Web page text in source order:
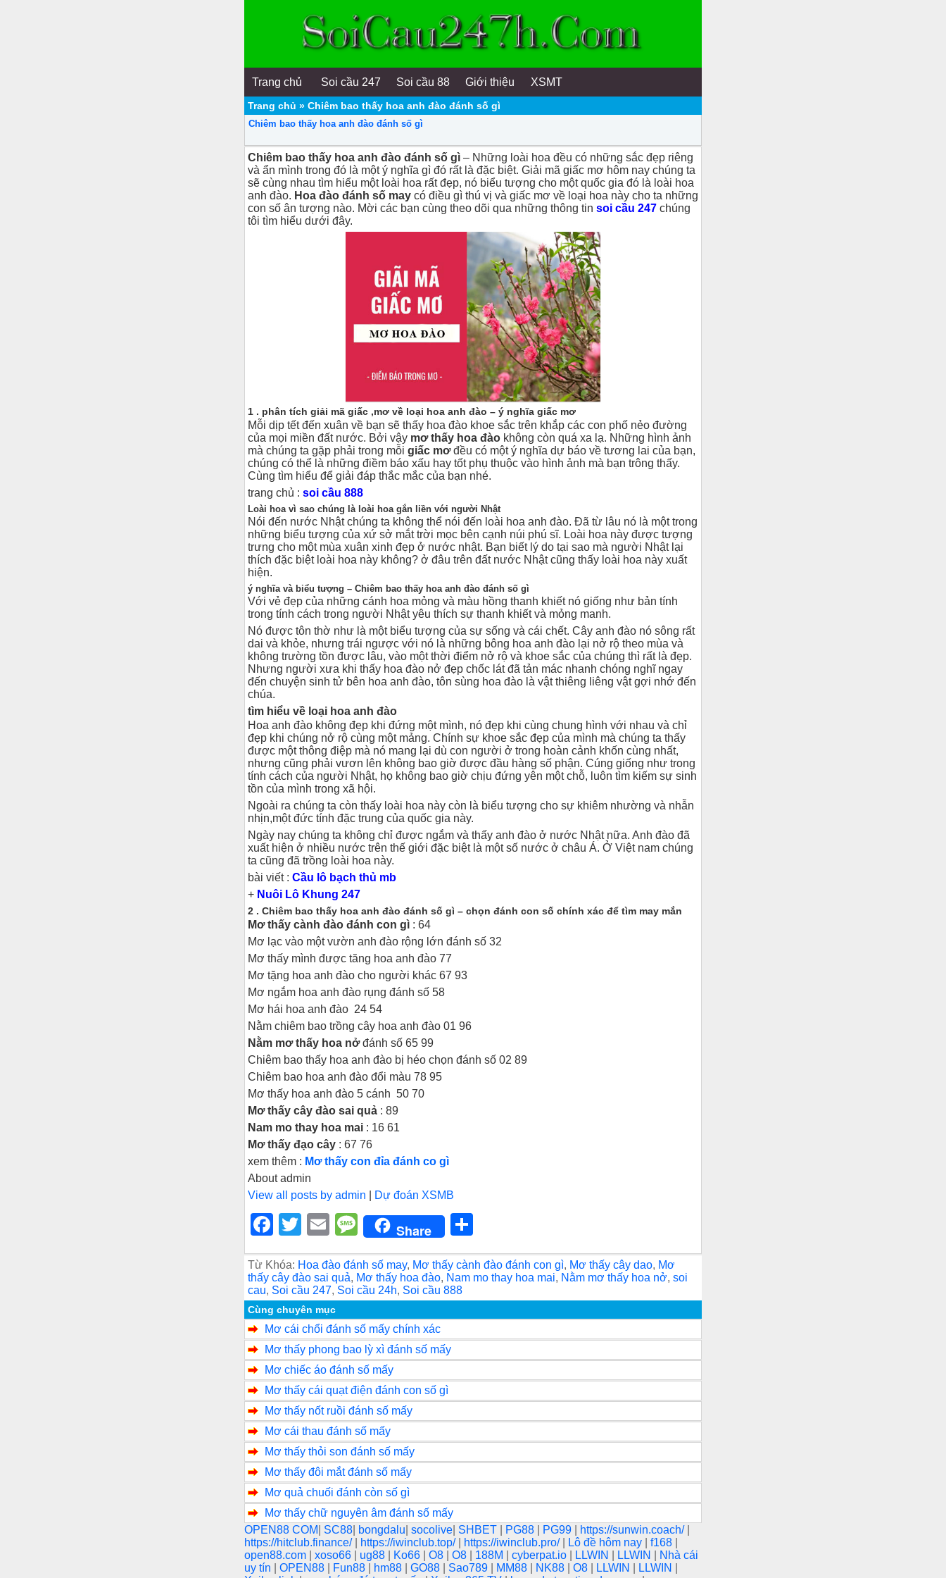
Trang chủ Soi cầu 247 Soi cầu 88 Giới thiệu XSMT
Trang chủ » Chiêm bao thấy hoa anh đào đánh số gì
Chiêm bao thấy hoa anh đào đánh số gì
Chiêm bao thấy hoa anh đào đánh số gì – Những loài hoa đều có những sắc đẹp riêng
và ẩn mình trong đó là một ý nghĩa gì đó rất là đặc biệt. Giải mã giấc mơ hôm nay chúng ta
sẽ cùng nhau tìm hiểu một loài hoa rất đẹp, nó biểu tượng cho một quốc gia đó là loài hoa
anh đào. Hoa đào đánh số may có điều gì thú vị và giấc mơ về loại hoa này cho ta những
con số ân tượng nào. Mời các bạn cùng theo dõi qua những thông tin soi cầu 247 chúng
tôi tìm hiểu dưới đây.
1 . phân tích giải mã giấc ,mơ về loại hoa anh đào – ý nghĩa giấc mơ
Mỗi dịp tết đến xuân về bạn sẽ thấy hoa đào khoe sắc trên khắp các con phố nẻo đường
của mọi miền đất nước. Bởi vậy mơ thấy hoa đào không còn quá xa lạ. Những hình ảnh
mà chúng ta gặp phải trong mỗi giấc mơđều có một ý nghĩa dự báo về tương lai của bạn,
chúng có thể là những điềm báo xấu hay tốt phụ thuộc vào hình ảnh mà bạn trông thấy.
Cùng tìm hiểu để giải đáp thắc mắc của bạn nhé.
trang chủ : soi cầu 888
Loài hoa vì sao chúng là loài hoa gắn liền với người Nhật
Nói đến nước Nhật chúng ta không thể nói đến loài hoa anh đào. Đã từ lâu nó là một trong
những biểu tượng của xứ sở mắt trời mọc bên cạnh núi phú sĩ. Loài hoa này được tượng
trưng cho một mùa xuân xinh đẹp ở nước nhật. Bạn biết lý do tại sao mà người Nhật lại
thích đặc biệt loài hoa này không? ở đâu trên đất nước Nhật cũng thấy loài hoa này xuất
hiện.
ý nghĩa và biểu tượng – Chiêm bao thấy hoa anh đào đánh số gì
Với vẻ đẹp của những cánh hoa mỏng và màu hồng thanh khiết nó giống như bản tính
trong tính cách trong người Nhật yêu thích sự thanh khiết và mỏng manh.
Nó được tôn thờ như là một biểu tượng của sự sống và cái chết. Cây anh đào nó sông rất
dai và khỏe, nhưng trái ngược với nó là những bông hoa anh đào lại nở rộ theo mùa và
không trường tồn được lâu, vào một thời điểm nở rộ và khoe sắc của chúng thì rất là đẹp.
Nhưng người xưa khi thấy hoa đào nở đẹp chốc lát đã tản mác nhanh chóng nghĩ ngay
đến chuyện sinh tử bên hoa anh đào, tôn sùng hoa đào là vật thiêng liêng vật gợi nhớ đến
chúa.
tìm hiểu về loại hoa anh đào
Hoa anh đào không đẹp khi đứng một mình, nó đẹp khi cùng chung hình với nhau và chỉ
đẹp khi chúng nở rộ cùng một mảng. Chính sự khoe sắc đẹp của mình mà chúng ta thấy
được một thông điệp mà nó mang lại dù con người ở trong hoàn cảnh khốn cùng nhất,
nhưng cũng phải vươn lên không bao giờ được đầu hàng số phận. Cúng giống như trong
tính cách của người Nhật, họ không bao giờ chịu đứng yên một chỗ, luôn tìm kiếm sự sinh
tồn của mình trong xã hội.
Ngoài ra chúng ta còn thấy loài hoa này còn là biểu tượng cho sự khiêm nhường và nhẫn
nhịn,một đức tính đặc trung của quốc gia này.
Ngày nay chúng ta không chỉ được ngắm và thấy anh đào ở nước Nhật nữa. Anh đào đã
xuất hiện ở nhiều nước trên thế giới đặc biệt là một số nước ở châu Á. Ở Việt nam chúng
ta cũng đã trồng loài hoa này.
bài viết : Cầu lô bạch thủ mb
+ Nuôi Lô Khung 247
2 . Chiêm bao thấy hoa anh đào đánh số gì – chọn đánh con số chính xác để tìm may mắn
Mơ thấy cành đào đánh con gì : 64
Mơ lạc vào một vườn anh đào rộng lớn đánh số 32
Mơ thấy mình được tăng hoa anh đào 77
Mơ tặng hoa anh đào cho người khác 67 93
Mơ ngắm hoa anh đào rụng đánh số 58
Mơ hái hoa anh đào 24 54
Nằm chiêm bao trồng cây hoa anh đào 01 96
Nằm mơ thấy hoa nởđánh số 65 99
Chiêm bao thấy hoa anh đào bị héo chọn đánh số 02 89
Chiêm bao hoa anh đào đổi màu 78 95
Mơ thấy hoa anh đào 5 cánh 50 70
Mơ thấy cây đào sai quả : 89
Nam mo thay hoa mai : 16 61
Mơ thấy đạo cây : 67 76
xem thêm : Mơ thấy con đỉa đánh co gì
About admin
View all posts by admin
Dự đoán XSMB
F
a
c
e
b
o
o
k
T
wi
tt
er
E
m
ail
M
e
ss
a
g
e
Share
h
ar
Từ Khóa: Hoa đào đánh số may, Mơ thấy cành đào đánh con gì, Mơ thấy cây dao, Mơ
thấy cây đào sai quả, Mơ thấy hoa đào, Nam mo thay hoa mai, Nằm mơ thấy hoa nở, soi
cau, Soi cầu 247, Soi cầu 24h, Soi cầu 888
Cùng chuyên mục
Mơ cái chổi đánh số mấy chính xác
Mơ thấy phong bao lỳ xì đánh số mấy
Mơ chiếc áo đánh số mấy
Mơ thấy cái quạt điện đánh con số gì
Mơ thấy nốt ruồi đánh số mấy
Mơ cái thau đánh số mấy
Mơ thấy thỏi son đánh số mấy
Mơ thấy đôi mắt đánh số mấy
Mơ quả chuối đánh còn số gì
Mơ thấy chữ nguyên âm đánh số mấy
OPEN88 COM
SC88 bongdalu socolive SHBET PG88 PG99 https://sunwin.coach/
https://hitclub.finance/
https://iwinclub.top/ https://iwinclub.pro/ Lô đề hôm nay f168
open88.com
xoso66 ug88 Ko66 O8 O8 188M cyberpat.io LLWIN LLWIN
Nhà cái
uy tín
OPEN88 Fun88 hm88 GO88 Sao789 MM88 NK88 O8 LLWIN LLWIN